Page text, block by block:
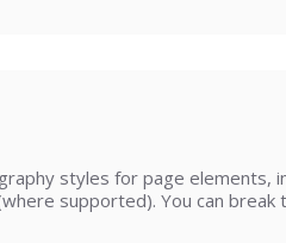
styles for page elements,
supported). You can break